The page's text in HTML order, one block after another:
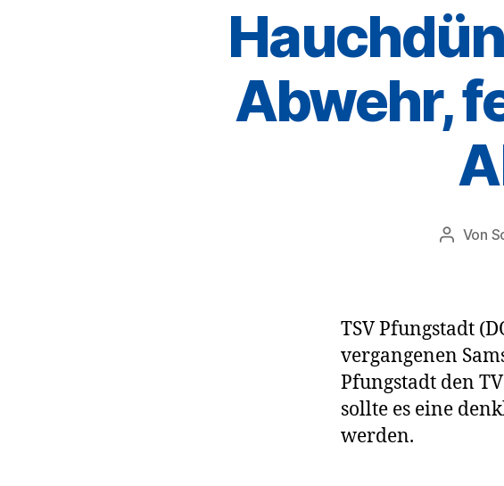
Abwehr,
Von
TSV Pfungstadt
vergangenen
Pfungstadt den
sollte es eine
werden.